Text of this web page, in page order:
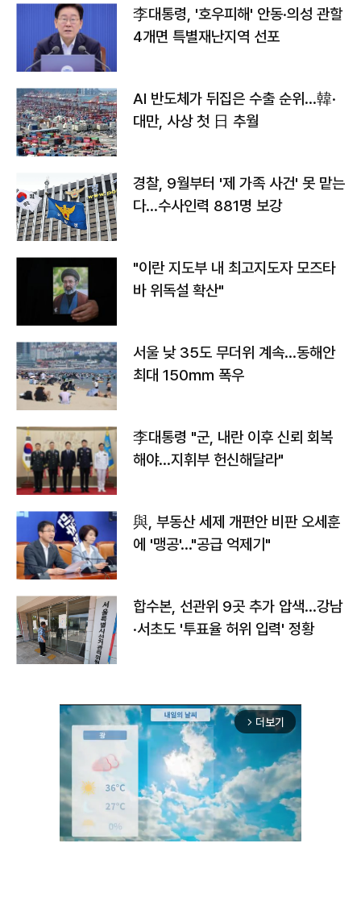
李대통령, '호우피해' 안동·의성 관할
4개면 특별재난지역 선포
AI 반도체가 뒤집은 수출 순위…韓·
대만, 사상 첫 日 추월
경찰, 9월부터 '제 가족 사건' 못 맡는
다…수사인력 881명 보강
"이란 지도부 내 최고지도자 모즈타
바 위독설 확산"
서울 낮 35도 무더위 계속…동해안
최대 150㎜ 폭우
李대통령 "군, 내란 이후 신뢰 회복
해야…지휘부 헌신해달라"
與, 부동산 세제 개편안 비판 오세훈
에 '맹공'…"공급 억제기"
합수본, 선관위 9곳 추가 압색…강남
·서초도 '투표율 허위 입력' 정황
arrow_forward_ios 더보기